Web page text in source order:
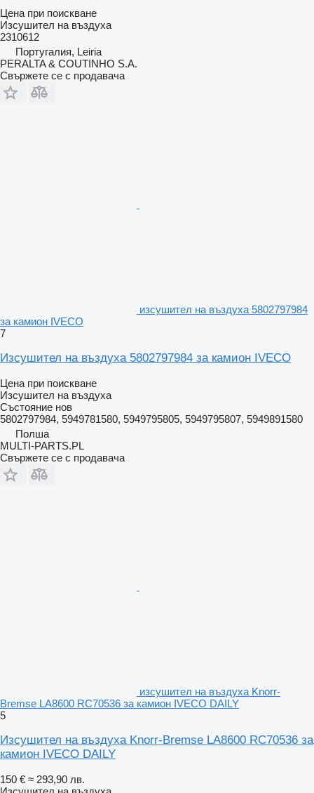
Цена при поискване
Изсушител на въздуха
2310612
Португалия, Leiria
PERALTA & COUTINHO S.A.
Свържете се с продавача
изсушител на въздуха 5802797984
за камион IVECO
7
Изсушител на въздуха 5802797984 за камион IVECO
Цена при поискване
Изсушител на въздуха
Състояние нов
5802797984, 5949781580, 5949795805, 5949795807, 5949891580
Полша
MULTI-PARTS.PL
Свържете се с продавача
изсушител на въздуха Knorr-
Bremse LA8600 RC70536 за камион IVECO DAILY
5
Изсушител на въздуха Knorr-Bremse LA8600 RC70536 за
камион IVECO DAILY
150 € ≈ 293,90 лв.